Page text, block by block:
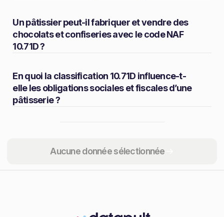
Aucune donnée sélectionnée
Un pâtissier peut-il fabriquer et vendre des
chocolats et confiseries avec le code NAF
10.71D ?
En quoi la classification 10.71D influence-t-
elle les obligations sociales et fiscales d’une
pâtisserie ?
Partager